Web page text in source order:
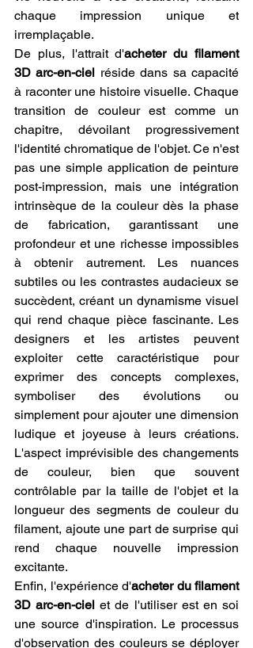
chaque impression unique et
irremplaçable.
De plus, l'attrait d'acheter du filament
3D arc-en-ciel réside dans sa capacité
à raconter une histoire visuelle. Chaque
transition de couleur est comme un
chapitre, dévoilant progressivement
l'identité chromatique de l'objet. Ce n'est
pas une simple application de peinture
post-impression, mais une intégration
intrinsèque de la couleur dès la phase
de fabrication, garantissant une
profondeur et une richesse impossibles
à obtenir autrement. Les nuances
subtiles ou les contrastes audacieux se
succèdent, créant un dynamisme visuel
qui rend chaque pièce fascinante. Les
designers et les artistes peuvent
exploiter cette caractéristique pour
exprimer des concepts complexes,
symboliser des évolutions ou
simplement pour ajouter une dimension
ludique et joyeuse à leurs créations.
L'aspect imprévisible des changements
de couleur, bien que souvent
contrôlable par la taille de l'objet et la
longueur des segments de couleur du
filament, ajoute une part de surprise qui
rend chaque nouvelle impression
excitante.
Enfin, l'expérience d'acheter du filament
3D arc-en-ciel et de l'utiliser est en soi
une source d'inspiration. Le processus
d'observation des couleurs se déployer